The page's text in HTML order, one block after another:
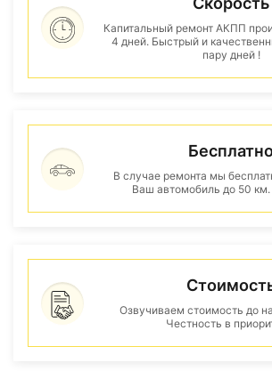
Капитальный ремонт АКПП
4 дней. Быстрый и
пару дней !
В случае ремонта мы
Ваш автомобиль до 50
Озвучиваем стоимость до
Честность в